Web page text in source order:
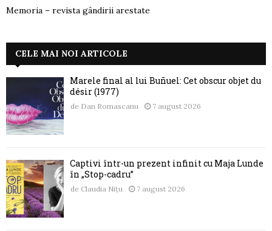
Memoria – revista gândirii arestate
CELE MAI NOI ARTICOLE
Marele final al lui Buñuel: Cet obscur objet du
désir (1977)
de Dan Romascanu 7 august 2026
Captivi într-un prezent infinit cu Maja Lunde
în „Stop-cadru”
de Claudia Nițu 7 august 2026